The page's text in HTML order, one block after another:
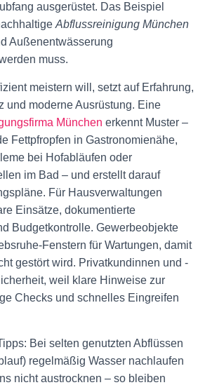
ausgerüstet. Das Beispiel
Abflussreinigung München
Außenentwässerung
muss.
meistern will, setzt auf Erfahrung,
und moderne Ausrüstung. Eine
München erkennt Muster –
Fettpfropfen in Gastronomienähe,
bei Hofabläufen oder
im Bad – und erstellt darauf
Für Hausverwaltungen
Einsätze, dokumentierte
Budgetkontrolle. Gewerbeobjekte
Fenstern für Wartungen, damit
gestört wird. Privatkundinnen und -
weil klare Hinweise zur
Checks und schnelles Eingreifen
Bei selten genutzten Abflüssen
regelmäßig Wasser nachlaufen
nicht austrocknen – so bleiben